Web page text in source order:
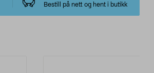
Bestill på nett og hent i butikk